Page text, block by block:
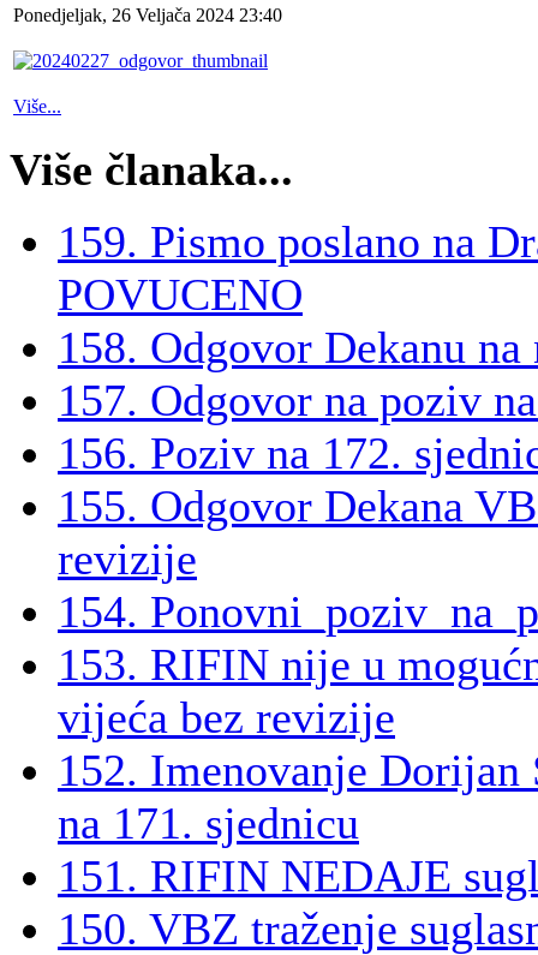
Ponedjeljak, 26 Veljača 2024 23:40
Više...
Više članaka...
159. Pismo poslano na
POVUCENO
158. Odgovor Dekanu
157. Odgovor na poziv
156. Poziv na 172.
155. Odgovor Dekana
revizije
154.
153. RIFIN nije u
vijeća bez revizije
152. Imenovanje
na 171. sjednicu
151. RIFIN NEDAJE
150. VBZ traženje